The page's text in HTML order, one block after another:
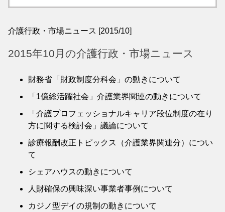
介護行政・市場ニュース [2015/10]
2015年10月の介護行政・市場ニュース
財務省「財政制度分科会」の動きについて
「1億総活躍社会」介護業界関連の動きについて
「介護プロフェッショナルキャリア段位制度の在り
方に関する検討会」議論について
診療報酬改正トピックス（介護業界関連分）につい
て
シェアハウスの動きについて
人財確保の興味深い事業者事例について
カジノ型デイの規制の動きについて